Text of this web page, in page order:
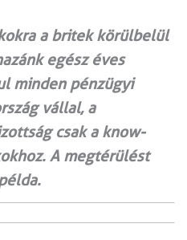
a britek körülbelül
egész éves
minden pénzügyi
vállal, a
csak a know-
A megtérülést